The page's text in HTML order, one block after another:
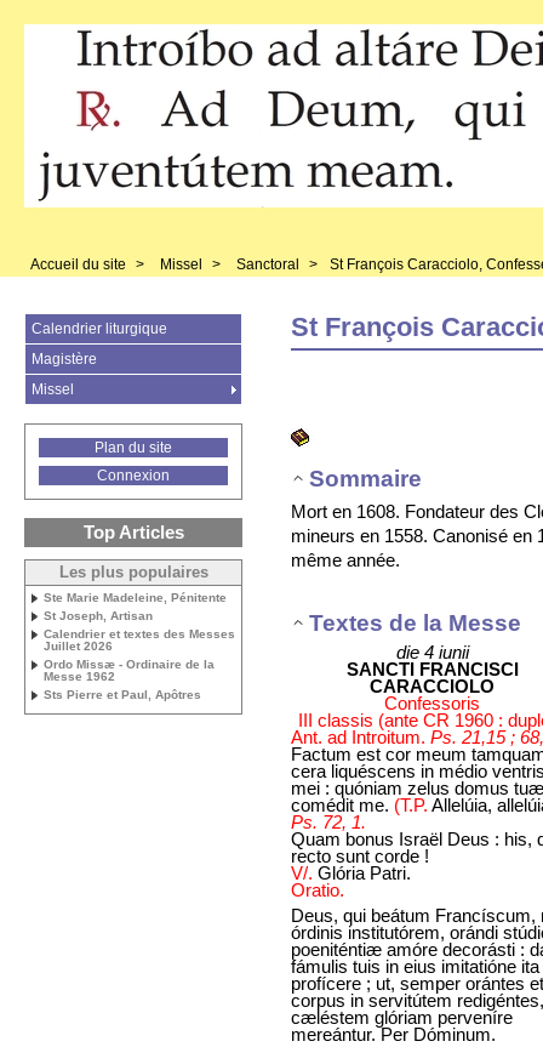
Accueil du site > Missel > Sanctoral > St François Caracciolo,
St François
Sommaire
Mort en 1608. Fondateur des
mineurs en 1558. Canonisé en
même année.
Textes de la Messe
die 4 iunii
SANCTI FRANCISCI
CARACCIOLO
Confessoris
III classis (ante CR 1960 :
Ant. ad Introitum. Ps. 21,15 ;
Factum est cor meum
cera liquéscens in médio
mei : quóniam zelus domus tuæ
comédit me. (T.P. Allelúia,
Ps. 72, 1.
Quam bonus Israël Deus : his,
recto sunt corde !
V/. Glória Patri.
Oratio.
Deus, qui beátum Francíscum,
órdinis institutórem, orándi
poeniténtiæ amóre decorásti :
fámulis tuis in eius imitatióne ita
profícere ; ut, semper orántes et
corpus in servitútem
cæléstem glóriam perveníre
mereántur. Per Dóminum.
Calendrier liturgique
Magistère
Missel
Plan du site
Connexion
Top Articles
Les plus populaires
Ste Marie Madeleine, Pénitente
St Joseph, Artisan
Calendrier et textes des Messes
Juillet 2026
Ordo Missæ - Ordinaire de la
Messe 1962
Sts Pierre et Paul, Apôtres